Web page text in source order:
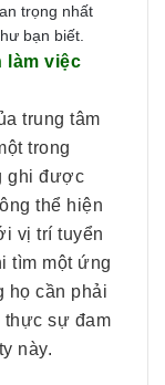
trọng nhất
bạn biết.
làm việc
trung tâm
trong
ghi được
thể hiện
vị trí tuyển
tìm một ứng
họ cần phải
thực sự đam
này.